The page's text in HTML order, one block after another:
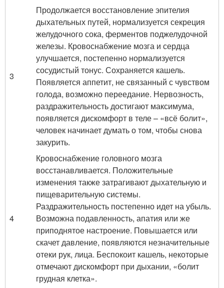
3
Продолжается восстановление эпителия
дыхательных путей, нормализуется секреция
желудочного сока, ферментов поджелудочной
железы. Кровоснабжение мозга и сердца
улучшается, постепенно нормализуется
сосудистый тонус. Сохраняется кашель.
Появляется аппетит, не связанный с чувством
голода, возможно переедание. Нервозность,
раздражительность достигают максимума,
появляется дискомфорт в теле – «всё болит»,
человек начинает думать о том, чтобы снова
закурить.
4
Кровоснабжение головного мозга
восстанавливается. Положительные
изменения также затрагивают дыхательную и
пищеварительную системы.
Раздражительность постепенно идет на убыль.
Возможна подавленность, апатия или же
приподнятое настроение. Повышается или
скачет давление, появляются незначительные
отеки рук, лица. Беспокоит кашель, некоторые
отмечают дискомфорт при дыхании, «болит
грудная клетка».